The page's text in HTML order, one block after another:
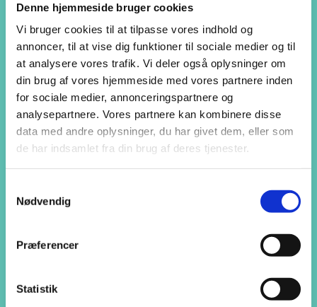
Denne hjemmeside bruger cookies
Vi bruger cookies til at tilpasse vores indhold og
annoncer, til at vise dig funktioner til sociale medier og til
at analysere vores trafik. Vi deler også oplysninger om
din brug af vores hjemmeside med vores partnere inden
for sociale medier, annonceringspartnere og
analysepartnere. Vores partnere kan kombinere disse
data med andre oplysninger, du har givet dem, eller som
de har indsamlet fra din brug af deres tjenester.
Nødvendig
Præferencer
Statistik
Forudsætninger
Læringsmiljø
Pædagogik
En særlig del af Campus Vejle
Ledige jobs hos AspIN
Uddannelsen
Uddannelsen
Dit videre studium
Kommunikation og formidling
Praktik
Samfundsforståelse
Sociale aktiviteter
Lovgrundlag
Informationsmøder